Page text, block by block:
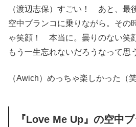
（渡辺志保）すごい！ あと、最
空中ブランコに乗りながら。その
ゃ笑顔！ 本当に。曇りのない笑
もう一生忘れないだろうなって思
（Awich）めっちゃ楽しかった（笑
『Love Me Up』の空中